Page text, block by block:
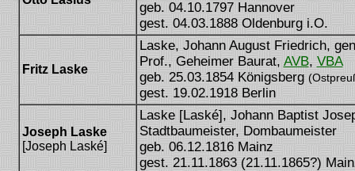
geb. 04.10.1797 Hannover
gest. 04.03.1888 Oldenburg i.O.
Fritz Laske
Laske, Johann August Friedrich,
Prof., Geheimer Baurat, AVB, VBA
geb. 25.03.1854 Königsberg
gest. 19.02.1918 Berlin
Joseph Laske
[Joseph Laské]
Laske [Laské], Johann Baptist
Stadtbaumeister, Dombaumeister
geb. 06.12.1816 Mainz
gest. 21.11.1863 (21.11.1865?)